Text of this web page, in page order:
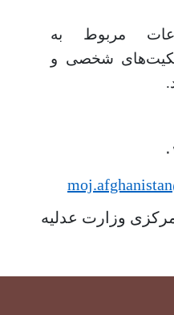
مربوط به
شخصی و
.
وزارت عدلیه